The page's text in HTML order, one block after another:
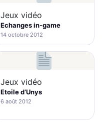
Jeux vidéo
Echanges in-game
14 octobre 2012
Jeux vidéo
Etoile d’Unys
6 août 2012